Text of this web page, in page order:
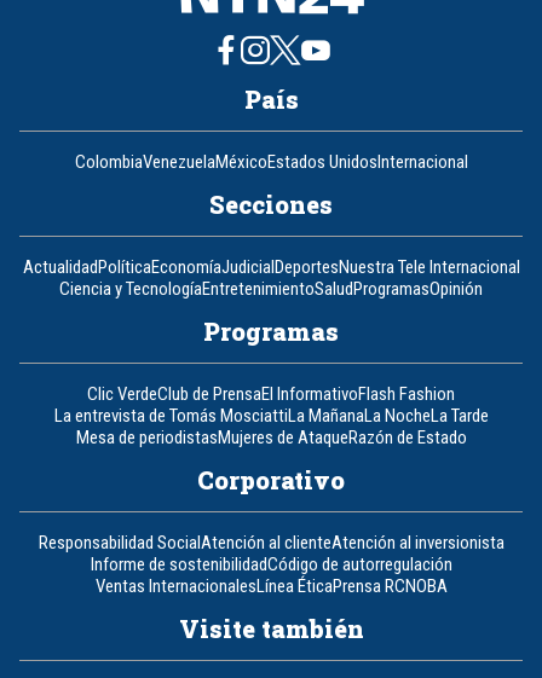
País
ColombiaVenezuelaMéxicoEstados UnidosInternacional
Secciones
ActualidadPolíticaEconomíaJudicialDeportesNuestra Tele Internacional
Ciencia y TecnologíaEntretenimientoSaludProgramasOpinión
Programas
Clic VerdeClub de PrensaEl InformativoFlash Fashion
La entrevista de Tomás MosciattiLa MañanaLa NocheLa Tarde
Mesa de periodistasMujeres de AtaqueRazón de Estado
Corporativo
Responsabilidad SocialAtención al clienteAtención al inversionista
Informe de sostenibilidadCódigo de autorregulación
Ventas InternacionalesLínea ÉticaPrensa RCNOBA
Visite también